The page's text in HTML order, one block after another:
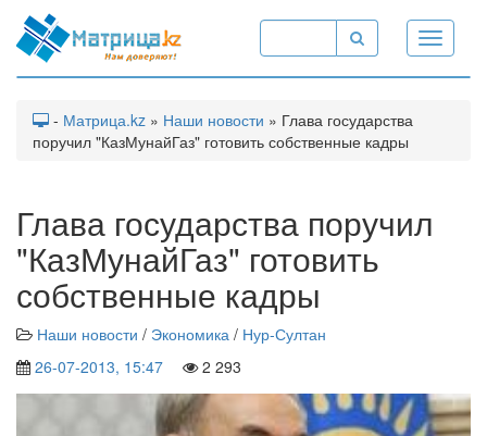
Toggle
- Матрица.kz » Наши новости » Глава государства
поручил "КазМунайГаз" готовить собственные кадры
Глава государства поручил
"КазМунайГаз" готовить
собственные кадры
Наши новости / Экономика / Нур-Султан
26-07-2013, 15:47
2 293